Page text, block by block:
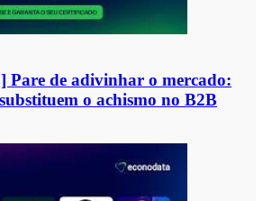
Pare de adivinhar o mercado:
o achismo no B2B